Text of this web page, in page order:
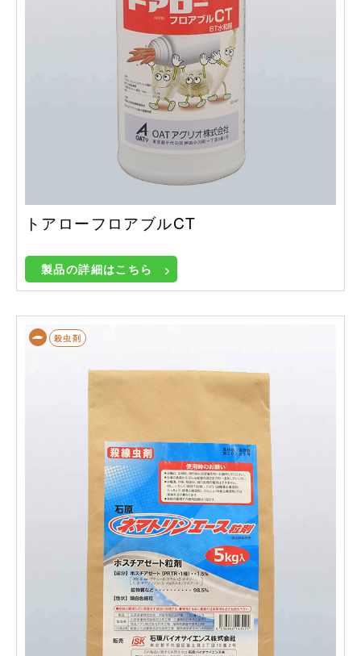
トアローフロアブルCT
製品の詳細はこちら
殺虫剤